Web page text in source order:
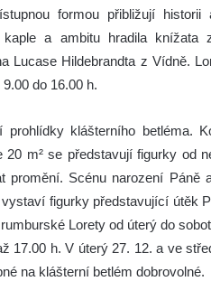
formou přibližují
a ambitu hradila knížata
Lucase Hildebrandta z Vídně.
do 16.00 h.
klášterního betléma.
m² se představují figurky od
promění. Scénu narození Páně
figurky představující útěk
Lorety od úterý do
17.00 h. V úterý 27. 12. a ve
na klášterní betlém dobrovolné.